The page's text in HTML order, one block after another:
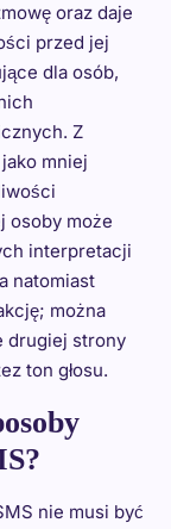
oraz daje
przed jej
dla osób,
Z
mniej
osoby może
interpretacji
natomiast
można
drugiej strony
ton głosu.
nie musi być